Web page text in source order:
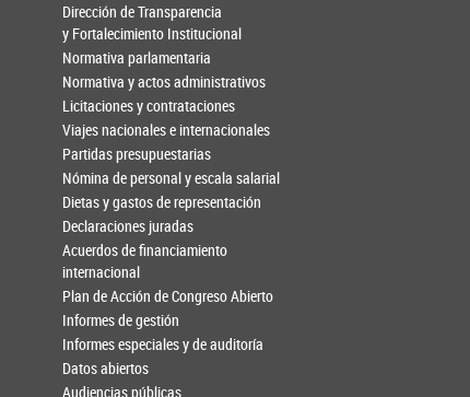
Dirección de Transparencia
y Fortalecimiento Institucional
Normativa parlamentaria
Normativa y actos administrativos
Licitaciones y contrataciones
Viajes nacionales e internacionales
Partidas presupuestarias
Nómina de personal y escala salarial
Dietas y gastos de representación
Declaraciones juradas
Acuerdos de financiamiento
internacional
Plan de Acción de Congreso Abierto
Informes de gestión
Informes especiales y de auditoría
Datos abiertos
Audiencias públicas